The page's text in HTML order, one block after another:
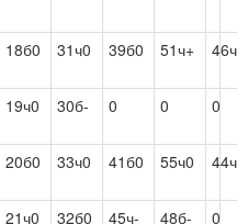
18б0 31ч0 39б0 51ч+
19ч0 30б- 0 0 0
20б0 33ч0 41б0 55ч0
21ч0 32б0 45ч- 48б- 0